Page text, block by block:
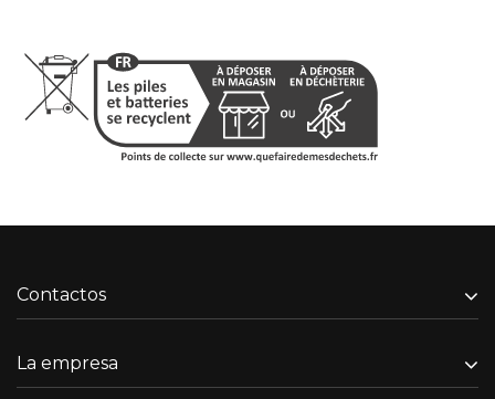
Contactos
La empresa